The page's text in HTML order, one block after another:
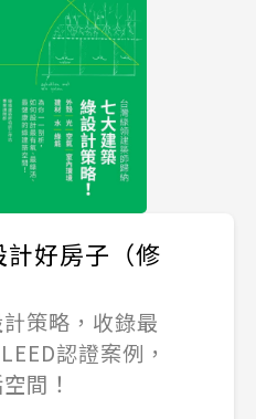
好房子（修
策略，收錄最
認證案例，
間！